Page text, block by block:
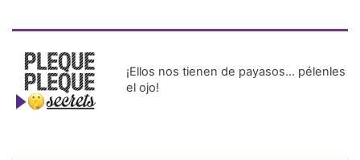
¡Ellos nos tienen de payasos… pélenles
el ojo!